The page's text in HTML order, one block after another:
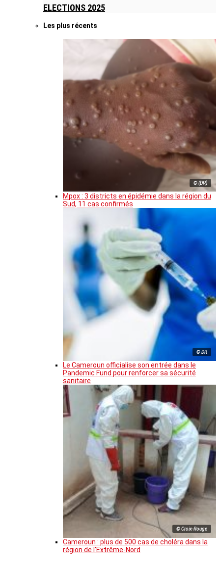
ELECTIONS 2025
Les plus récents
© (DR)
Mpox : 3 districts en épidémie dans la région du
Sud, 11 cas confirmés
© DR
Le Cameroun officialise son entrée dans le
Pandemic Fund pour renforcer sa sécurité
sanitaire
© Croix-Rouge
Cameroun : plus de 500 cas de choléra dans la
région de l’Extrême-Nord